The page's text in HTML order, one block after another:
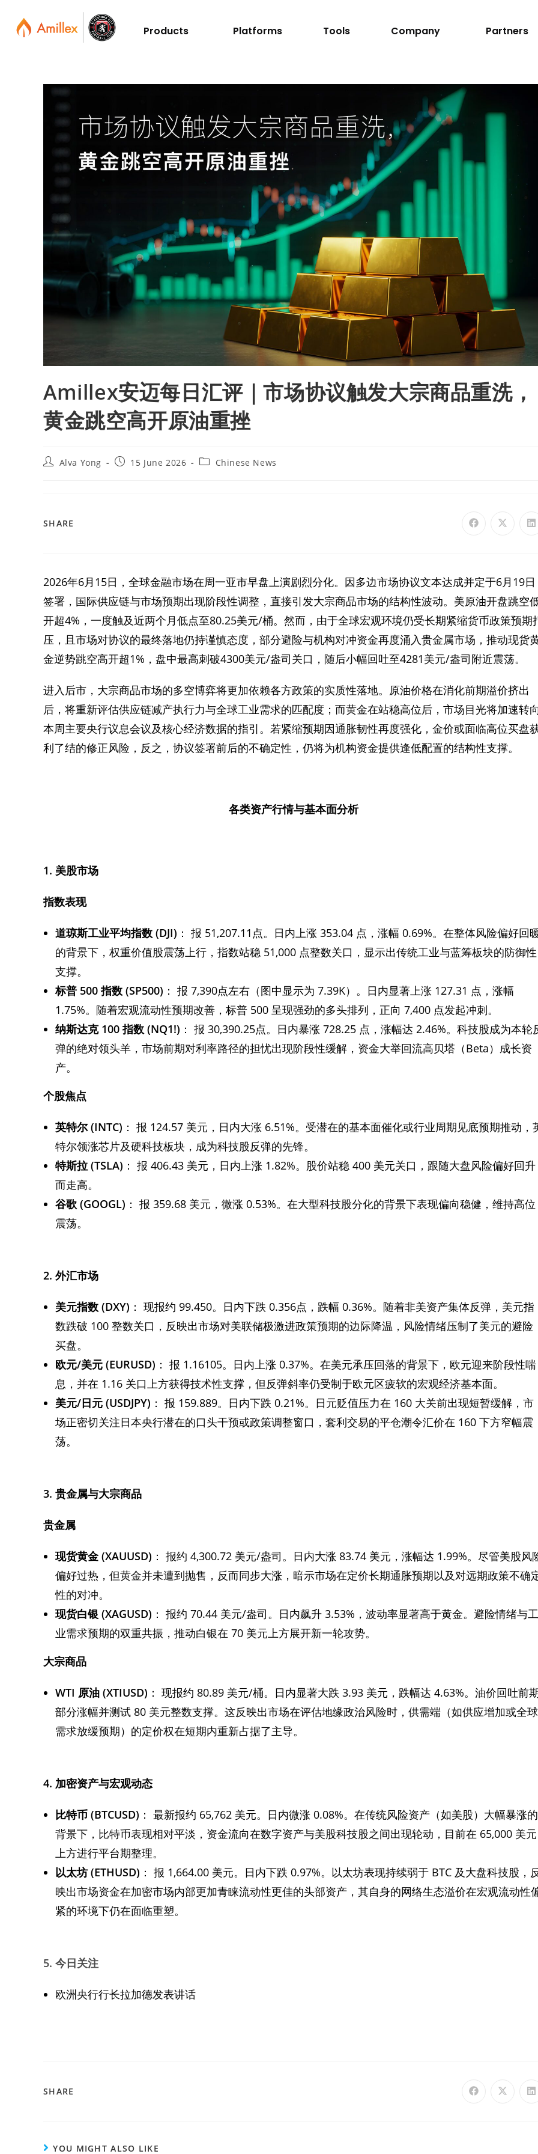
Products Platforms Tools Company Partners
Amillex安迈每日汇评｜市场协议触发大宗商品重洗，
黄金跳空高开原油重挫
Alva Yong 15 June 2026 Chinese News
SHARE
2026年6月15日，全球金融市场在周一亚市早盘上演剧烈分化。因多边市场协议文本达成并定于6月19日
签署，国际供应链与市场预期出现阶段性调整，直接引发大宗商品市场的结构性波动。美原油开盘跳空
开超4%，一度触及近两个月低点至80.25美元/桶。然而，由于全球宏观环境仍受长期紧缩货币政策预期
压，且市场对协议的最终落地仍持谨慎态度，部分避险与机构对冲资金再度涌入贵金属市场，推动现货
金逆势跳空高开超1%，盘中最高刺破4300美元/盎司关口，随后小幅回吐至4281美元/盎司附近震荡。
进入后市，大宗商品市场的多空博弈将更加依赖各方政策的实质性落地。原油价格在消化前期溢价挤出
后，将重新评估供应链减产执行力与全球工业需求的匹配度；而黄金在站稳高位后，市场目光将加速转
本周主要央行议息会议及核心经济数据的指引。若紧缩预期因通胀韧性再度强化，金价或面临高位买盘
利了结的修正风险，反之，协议签署前后的不确定性，仍将为机构资金提供逢低配置的结构性支撑。
各类资产行情与基本面分析
1. 美股市场
指数表现
道琼斯工业平均指数 (DJI) ： 报 51,207.11点。日内上涨 353.04 点，涨幅 0.69%。在整体风险偏好回
的背景下，权重价值股震荡上行，指数站稳 51,000 点整数关口，显示出传统工业与蓝筹板块的防御性
支撑。
标普 500 指数 (SP500) ： 报 7,390点左右（图中显示为 7.39K）。日内显著上涨 127.31 点，涨幅
1.75%。随着宏观流动性预期改善，标普 500 呈现强劲的多头排列，正向 7,400 点发起冲刺。
纳斯达克 100 指数 (NQ1!) ： 报 30,390.25点。日内暴涨 728.25 点，涨幅达 2.46%。科技股成为本轮
弹的绝对领头羊，市场前期对利率路径的担忧出现阶段性缓解，资金大举回流高贝塔（Beta）成长资
产。
个股焦点
英特尔 (INTC) ： 报 124.57 美元，日内大涨 6.51%。受潜在的基本面催化或行业周期见底预期推动，
特尔领涨芯片及硬科技板块，成为科技股反弹的先锋。
特斯拉 (TSLA) ： 报 406.43 美元，日内上涨 1.82%。股价站稳 400 美元关口，跟随大盘风险偏好回升
而走高。
谷歌 (GOOGL) ： 报 359.68 美元，微涨 0.53%。在大型科技股分化的背景下表现偏向稳健，维持高位
震荡。
2. 外汇市场
美元指数 (DXY) ： 现报约 99.450。日内下跌 0.356点，跌幅 0.36%。随着非美资产集体反弹，美元指
数跌破 100 整数关口，反映出市场对美联储极激进政策预期的边际降温，风险情绪压制了美元的避险
买盘。
欧元/美元 (EURUSD) ： 报 1.16105。日内上涨 0.37%。在美元承压回落的背景下，欧元迎来阶段性喘
息，并在 1.16 关口上方获得技术性支撑，但反弹斜率仍受制于欧元区疲软的宏观经济基本面。
美元/日元 (USDJPY) ： 报 159.889。日内下跌 0.21%。日元贬值压力在 160 大关前出现短暂缓解，市
场正密切关注日本央行潜在的口头干预或政策调整窗口，套利交易的平仓潮令汇价在 160 下方窄幅震
荡。
3. 贵金属与大宗商品
贵金属
现货黄金 (XAUUSD) ： 报约 4,300.72 美元/盎司。日内大涨 83.74 美元，涨幅达 1.99%。尽管美股风
偏好过热，但黄金并未遭到抛售，反而同步大涨，暗示市场在定价长期通胀预期以及对远期政策不确
性的对冲。
现货白银 (XAGUSD) ： 报约 70.44 美元/盎司。日内飙升 3.53%，波动率显著高于黄金。避险情绪与工
业需求预期的双重共振，推动白银在 70 美元上方展开新一轮攻势。
大宗商品
WTI 原油 (XTIUSD) ： 现报约 80.89 美元/桶。日内显著大跌 3.93 美元，跌幅达 4.63%。油价回吐前
部分涨幅并测试 80 美元整数支撑。这反映出市场在评估地缘政治风险时，供需端（如供应增加或全球
需求放缓预期）的定价权在短期内重新占据了主导。
4. 加密资产与宏观动态
比特币 (BTCUSD) ： 最新报约 65,762 美元。日内微涨 0.08%。在传统风险资产（如美股）大幅暴涨的
背景下，比特币表现相对平淡，资金流向在数字资产与美股科技股之间出现轮动，目前在 65,000 美元
上方进行平台期整理。
以太坊 (ETHUSD) ： 报 1,664.00 美元。日内下跌 0.97%。以太坊表现持续弱于 BTC 及大盘科技股，
映出市场资金在加密市场内部更加青睐流动性更佳的头部资产，其自身的网络生态溢价在宏观流动性
紧的环境下仍在面临重塑。
5. 今日关注
欧洲央行行长拉加德发表讲话
SHARE
YOU MIGHT ALSO LIKE